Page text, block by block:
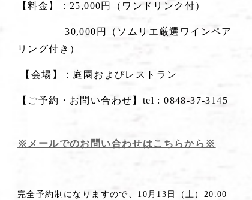
【料金】：25,000円（ワンドリンク付）
30,000円（ソムリエ厳選ワインペア
リング付き）
【会場】：庭園およびレストラン
【ご予約・お問い合わせ 】tel : 0848-37-3145
※メールでのお問い合わせはこちらから※
完全予約制になりますので、10月13日（土）20:00